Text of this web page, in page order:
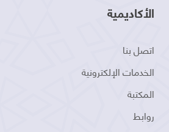
الأكاديمية
اتصل بنا
الخدمات الإلكترونية
المكتبة
روابط